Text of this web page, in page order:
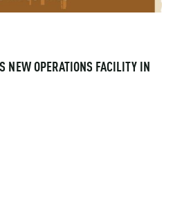
NEW OPERATIONS FACILITY IN